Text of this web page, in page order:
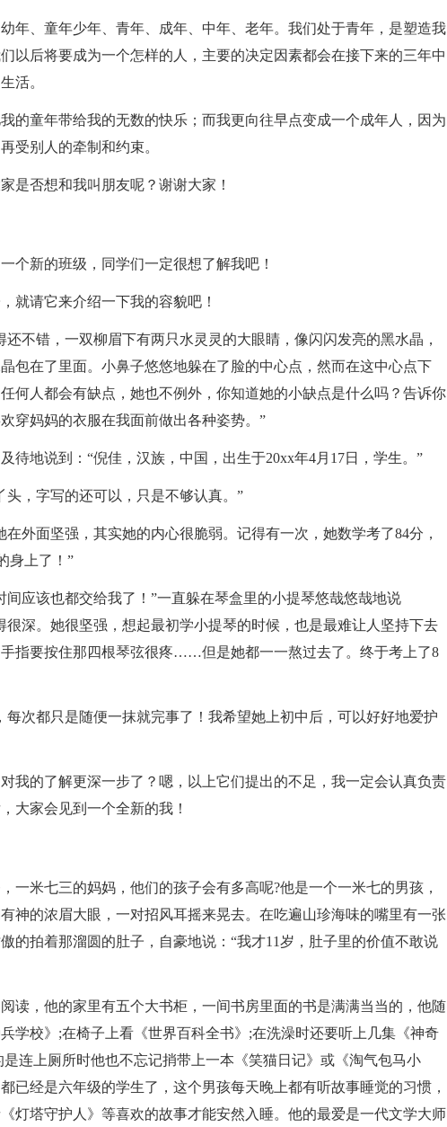
年、童年少年、青年、成年、中年、老年。我们处于青年，是塑造我
以后将要成为一个怎样的人，主要的决定因素都会在接下来的三年中
活。
的童年带给我的无数的快乐；而我更向往早点变成一个成年人，因为
受别人的牵制和约束。
是否想和我叫朋友呢？谢谢大家！
个新的班级，同学们一定很想了解我吧！
就请它来介绍一下我的容貌吧！
不错，一双柳眉下有两只水灵灵的大眼睛，像闪闪发亮的黑水晶，
包在了里面。小鼻子悠悠地躲在了脸的中心点，然而在这中心点下
何人都会有缺点，她也不例外，你知道她的小缺点是什么吗？告诉你
穿妈妈的衣服在我面前做出各种姿势。”
待地说到：“倪佳，汉族，中国，出生于20xx年4月17日，学生。”
头，字写的还可以，只是不够认真。”
外面坚强，其实她的内心很脆弱。记得有一次，她数学考了84分，
身上了！”
间应该也都交给我了！”一直躲在琴盒里的小提琴悠哉悠哉地说
很深。她很坚强，想起最初学小提琴的时候，也是最难让人坚持下去
指要按住那四根琴弦很疼……但是她都一一熬过去了。终于考上了8
每次都只是随便一抹就完事了！我希望她上初中后，可以好好地爱护
我的了解更深一步了？嗯，以上它们提出的不足，我一定会认真负责
大家会见到一个全新的我！
一米七三的妈妈，他们的孩子会有多高呢?他是一个一米七的男孩，
神的浓眉大眼，一对招风耳摇来晃去。在吃遍山珍海味的嘴里有一张
的拍着那溜圆的肚子，自豪地说：“我才11岁，肚子里的价值不敢说
读，他的家里有五个大书柜，一间书房里面的书是满满当当的，他随
学校》;在椅子上看《世界百科全书》;在洗澡时还要听上几集《神奇
连上厕所时他也不忘记捎带上一本《笑猫日记》或《淘气包马小
已经是六年级的学生了，这个男孩每天晚上都有听故事睡觉的习惯，
灯塔守护人》等喜欢的故事才能安然入睡。他的最爱是一代文学大师